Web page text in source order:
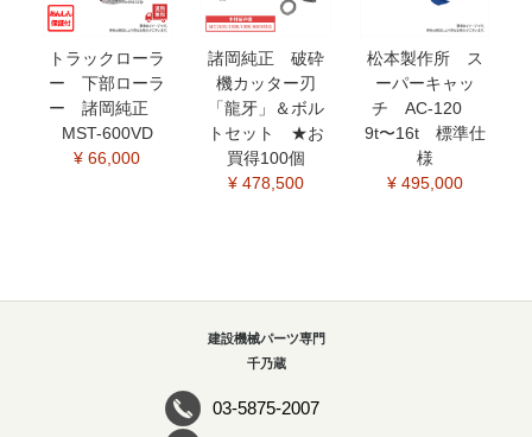
トラックローラ
ー 下部ローラ
ー 諸岡純正
MST-600VD
¥ 66,000
諸岡純正 破砕
機カッター刃
「龍牙」＆ボル
トセット ★お
買得100個
¥ 478,500
松本製作所 ス
ーパーキャッ
チ AC-120
9t〜16t 標準仕
様
¥ 495,000
建設機械パーツ専門
千乃蔵
03-5875-2007